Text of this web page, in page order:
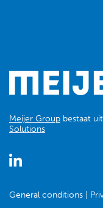
Meijer Group bestaat uit
Solutions
General conditions